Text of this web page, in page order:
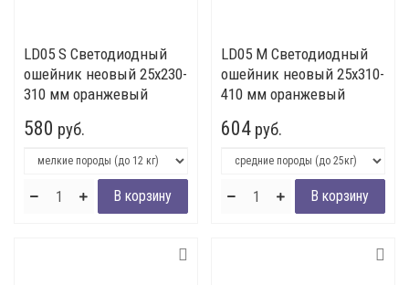
LD05 S Светодиодный
ошейник неовый 25x230-
310 мм оранжевый
580 руб.
LD05 M Светодиодный
ошейник неовый 25x310-
410 мм оранжевый
604 руб.